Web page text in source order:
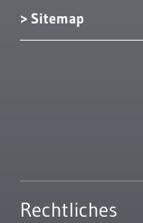
Sitemap
Rechtliches